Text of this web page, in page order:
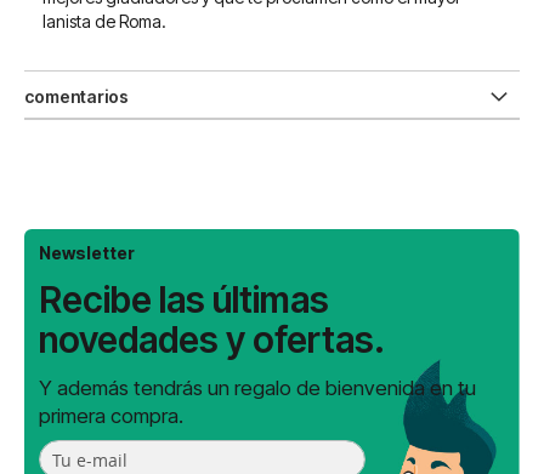
lanista de Roma.
comentarios
Newsletter
Recibe las últimas
novedades y ofertas.
Y además tendrás un regalo de bienvenida en tu
primera compra.